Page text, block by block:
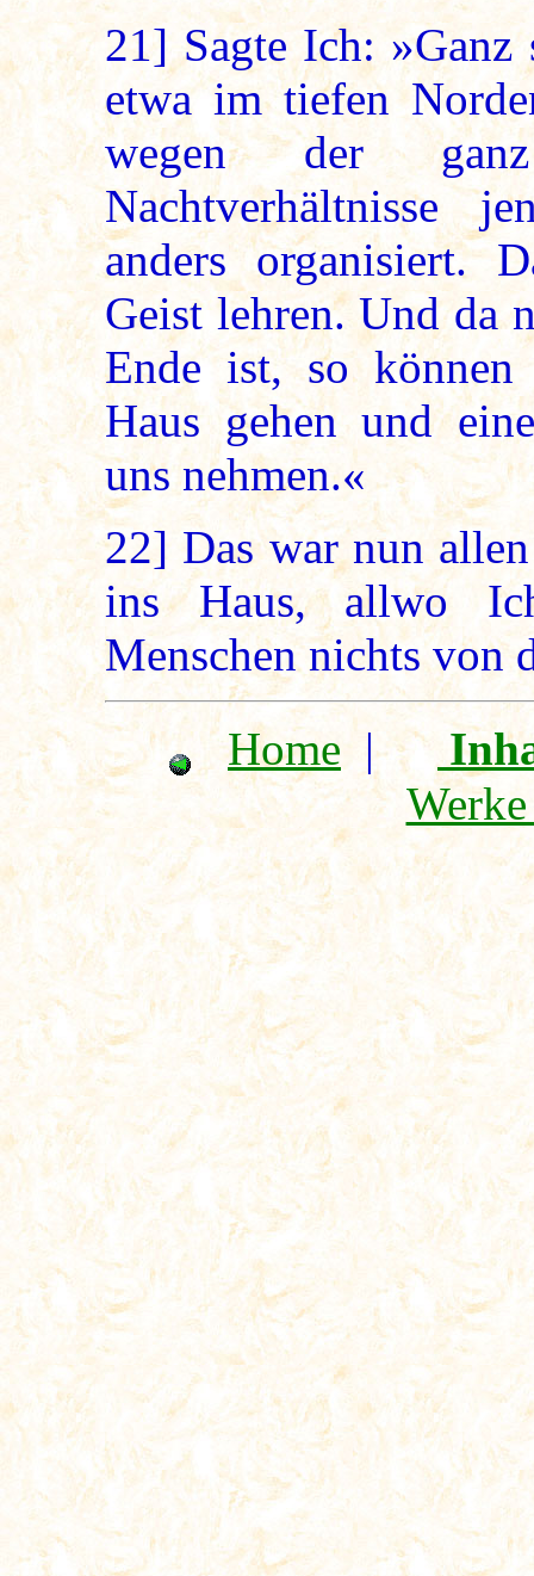
21] Sagte Ich:
etwa im tiefen
wegen der
Nachtverhältnisse
anders organisiert.
Geist lehren. Und da
Ende ist, so
Haus gehen und
uns nehmen.«
22] Das war nun
ins Haus, allwo
Menschen nichts von
Home |